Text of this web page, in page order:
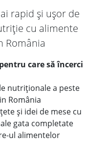
rapid și ușor de
cu alimente
România
care să încerci
nutriționale a peste
România
și idei de mese cu
gata completate
ul alimentelor